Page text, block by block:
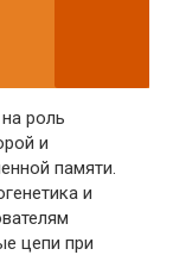
роль
и
памяти.
и
цепи при